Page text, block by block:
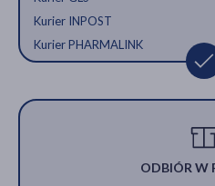
Kurier INPOST
Kurier PHARMALINK
ODBIÓR W